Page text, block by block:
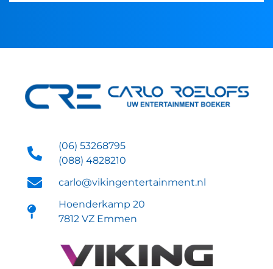
(06) 53268795
(088) 4828210
carlo@vikingentertainment.nl
Hoenderkamp 20
7812 VZ Emmen